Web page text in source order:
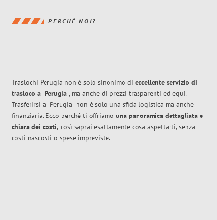
PERCHÉ NOI?
Traslochi Perugia non è solo sinonimo di eccellente servizio di
trasloco a Perugia , ma anche di prezzi trasparenti ed equi.
Trasferirsi a Perugia non è solo una sfida logistica ma anche
finanziaria. Ecco perché ti offriamo una panoramica dettagliata e
chiara dei costi, così saprai esattamente cosa aspettarti, senza
costi nascosti o spese impreviste.